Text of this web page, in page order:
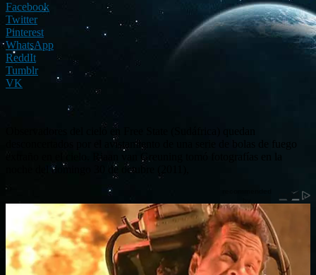
Facebook
Twitter
Pinterest
WhatsApp
ReddIt
Tumblr
VK
Observadores del cielo en Free State (Sudáfrica) quedan
desconcertados por el avistamiento de una serie de bolas de fuego
extraño en el cielo. Riaan van Greuning tomó fotografías en la
noche del domingo 30 de octubre (2011),